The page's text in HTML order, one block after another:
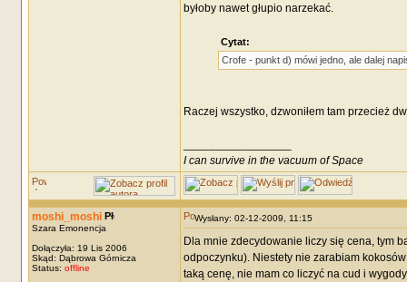
byłoby nawet głupio narzekać.
Cytat:
Crofe - punkt d) mówi jedno, ale dalej
Raczej wszystko, dzwoniłem tam przecież
I can survive in the vacuum of Space
moshi_moshi
Szara Emonencja
Dołączyła: 19 Lis 2006
Skąd: Dąbrowa Górnicza
Status: offline
Wysłany: 02-12-2009, 11:15
Dla mnie zdecydowanie liczy się cena, tym
odpoczynku). Niestety nie zarabiam
taką cenę, nie mam co liczyć na cud i